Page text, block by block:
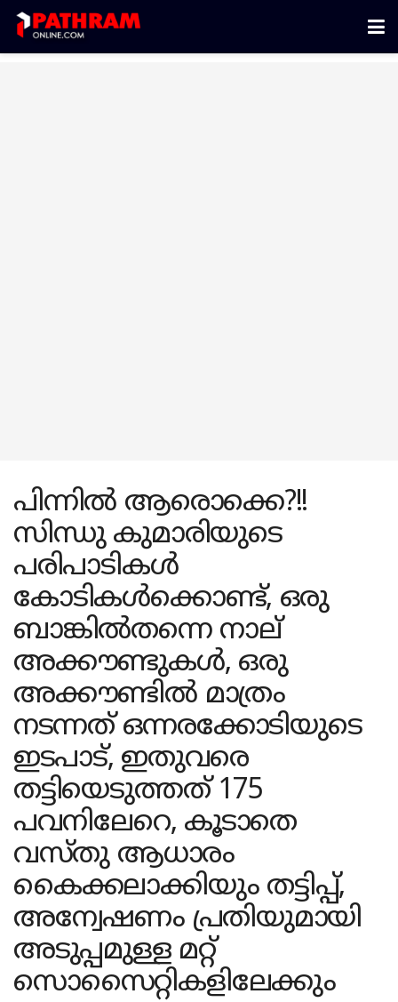
പിന്നിൽ ആരൊക്കെ?!!
സിന്ധു കുമാരിയുടെ
പരിപാടികൾ
കോടികൾക്കൊണ്ട്, ഒരു
ബാങ്കിൽതന്നെ നാല്
അക്കൗണ്ടുകൾ, ഒരു
അക്കൗണ്ടിൽ മാത്രം
നടന്നത് ഒന്നരക്കോടിയുടെ
ഇടപാട്, ഇതുവരെ
തട്ടിയെടുത്തത് 175
പവനിലേറെ, കൂടാതെ
വസ്തു ആധാരം
കൈക്കലാക്കിയും തട്ടിപ്പ്,
അന്വേഷണം പ്രതിയുമായി
അടുപ്പമുള്ള മറ്റ്
സൊസൈറ്റികളിലേക്കും